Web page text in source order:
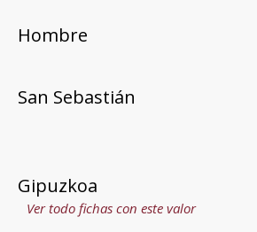
Hombre
San Sebastián
Gipuzkoa
Ver todo fichas con este valor